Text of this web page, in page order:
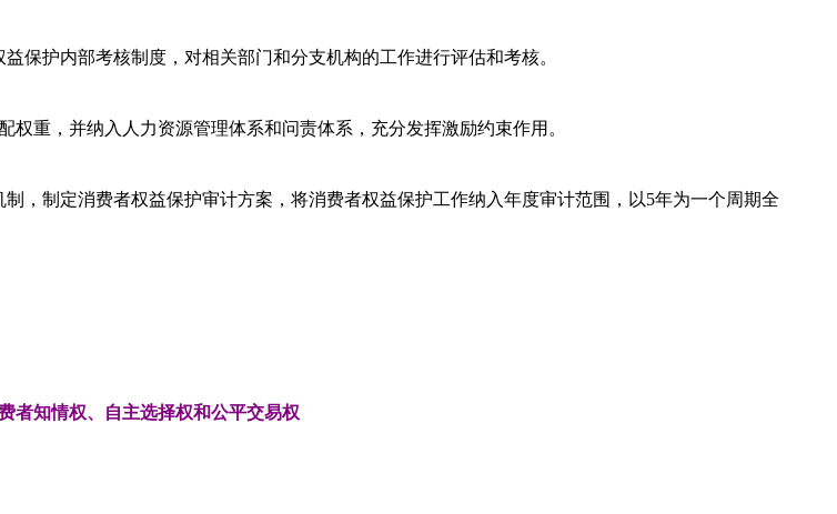
保护内部考核制度，对相关部门和分支机构的工作进行评估和考核。
重，并纳入人力资源管理体系和问责体系，充分发挥激励约束作用。
，制定消费者权益保护审计方案，将消费者权益保护工作纳入年度审计范围，以5年为一个周期全
者知情权、自主选择权和公平交易权